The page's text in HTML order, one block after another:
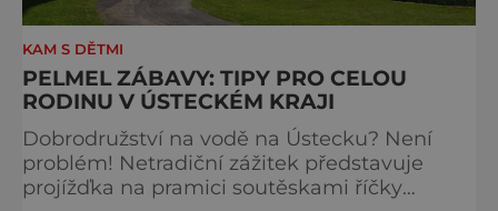
KAM S DĚTMI
PELMEL ZÁBAVY: TIPY PRO CELOU
RODINU V ÚSTECKÉM KRAJI
Dobrodružství na vodě na Ústecku? Není
problém! Netradiční zážitek představuje
projížďka na pramici soutěskami říčky